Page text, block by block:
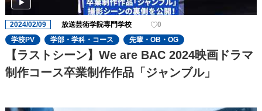
2024/02/09 放送芸術学院専門学校
0
学校PV
学部・学科・コース 先輩・OB・OG
【ラストシーン】We are BAC 2024映画ドラマ
制作コース卒業制作作品「ジャンブル」